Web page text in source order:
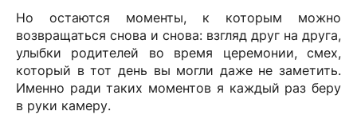
Но остаются моменты, к которым можно
возвращаться снова и снова: взгляд друг на друга,
улыбки родителей во время церемонии, смех,
который в тот день вы могли даже не заметить.
Именно ради таких моментов я каждый раз беру
в руки камеру.